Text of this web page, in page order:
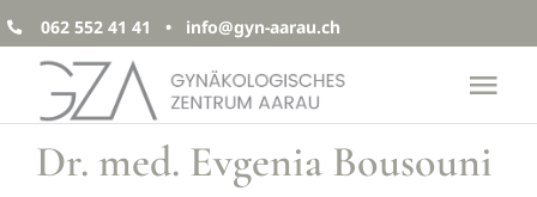
Zum
Inhalt
springen
062 552 41 41 • info@gyn-aarau.ch
Start
Dr. med. Evgenia Bousouni